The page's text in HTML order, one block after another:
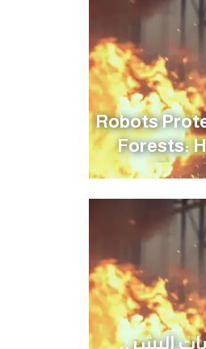
?Robots
Forests:
البشر..